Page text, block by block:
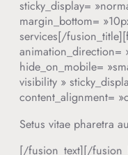
sticky_display=
margin_bottom=
services[/
animation_direction=
hide_on_mobile=
visibility »
content_alignment=
Setus vitae pharetra
[/fusion_text][/